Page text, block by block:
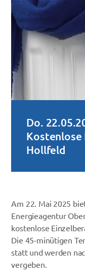
Do.
Kostenlose
Hollfeld
Am 22. Mai 2025
Energieagentur
kostenlose
Die 45-minütigen
statt und werden
vergeben.